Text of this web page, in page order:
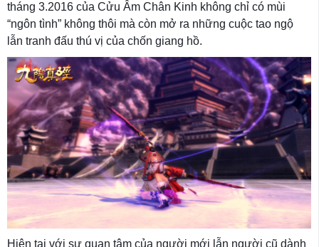
tháng 3.2016 của Cửu Âm Chân Kinh không chỉ có mùi
“ngôn tình” không thôi mà còn mở ra những cuộc tao ngộ
lẫn tranh đấu thú vị của chốn giang hồ.
Hiện tại với sự quan tâm của người mới lẫn người cũ dành